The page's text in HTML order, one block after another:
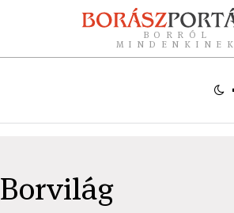
BORRÓL
MINDENKINEK
Borvilág